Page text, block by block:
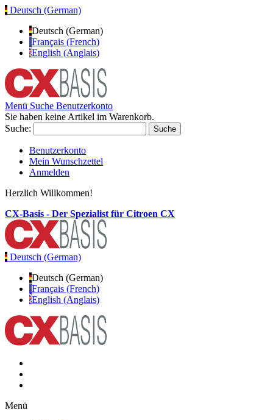
Deutsch (German)
Deutsch (German)
Français (French)
English (Anglais)
Menü Suche Benutzerkonto
Sie haben keine Artikel im Warenkorb.
Suche:
Suche
Benutzerkonto
Mein Wunschzettel
Anmelden
Herzlich Willkommen!
CX-Basis - Der Spezialist für Citroen CX
Deutsch (German)
Deutsch (German)
Français (French)
English (Anglais)
Menü